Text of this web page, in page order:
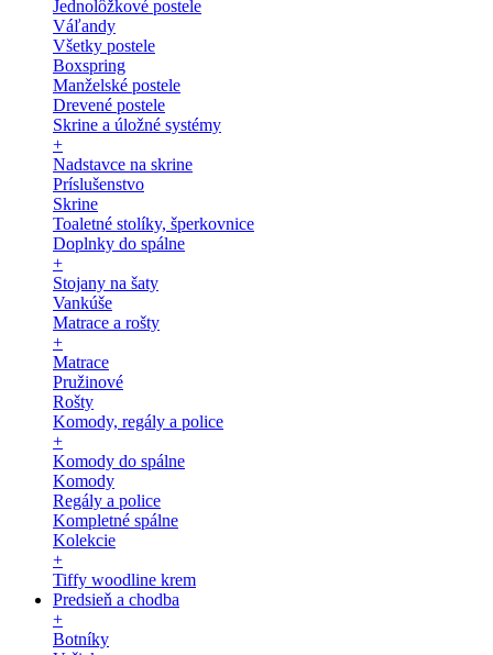
Jednolôžkové postele
Váľandy
Všetky postele
Boxspring
Manželské postele
Drevené postele
Skrine a úložné systémy
+
Nadstavce na skrine
Príslušenstvo
Skrine
Toaletné stolíky, šperkovnice
Doplnky do spálne
+
Stojany na šaty
Vankúše
Matrace a rošty
+
Matrace
Pružinové
Rošty
Komody, regály a police
+
Komody do spálne
Komody
Regály a police
Kompletné spálne
Kolekcie
+
Tiffy woodline krem
Predsieň a chodba
+
Botníky